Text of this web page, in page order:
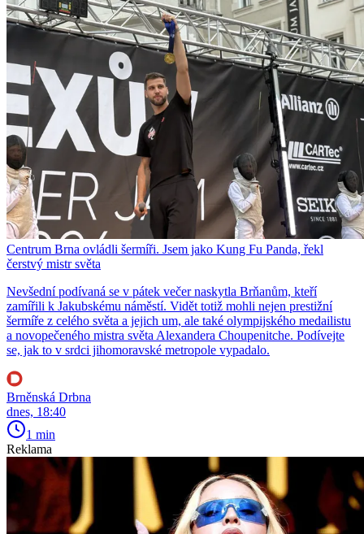
Centrum Brna ovládli šermíři. Jsem jako Kung Fu Panda, řekl
čerstvý mistr světa
Nevšední podívaná se v pátek večer naskytla Brňanům, kteří
zamířili k Jakubskému náměstí. Vidět totiž mohli nejen prestižní
šermíře z celého světa a jejich um, ale také olympijského medailistu
a novopečeného mistra světa Alexandera Choupenitche. Podívejte
se, jak to v srdci jihomoravské metropole vypadalo.
Brněnská Drbna
dnes, 18:40
1 min
Reklama